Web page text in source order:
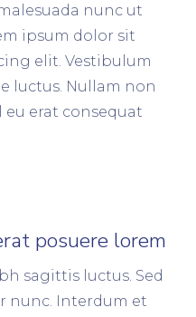
nunc ut
ipsum dolor sit
elit. Vestibulum
luctus. Nullam non
eu erat consequat
posuere lorem
sagittis luctus. Sed
nunc. Interdum et